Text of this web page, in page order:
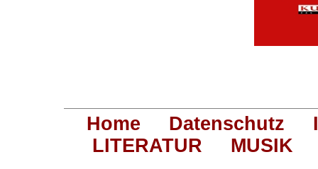
Home Datenschutz
LITERATUR
MUSIK